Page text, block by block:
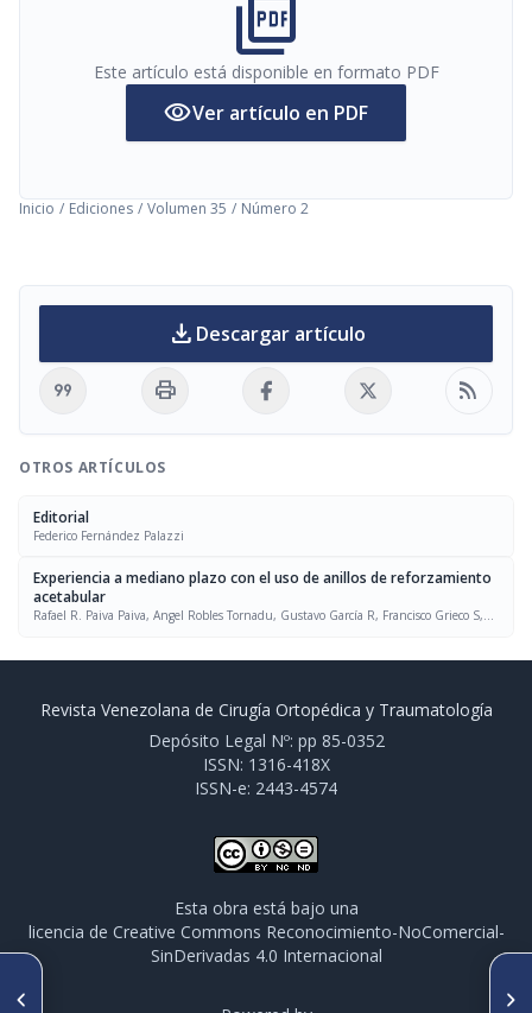
picture_as_pdf
Este artículo está disponible en formato PDF
visibilityVer artículo en PDF
Inicio / Ediciones / Volumen 35 / Número 2
download Descargar artículo
format_quote print rss_feed
OTROS ARTÍCULOS
Editorial
Federico Fernández Palazzi
Experiencia a mediano plazo con el uso de anillos de reforzamiento
acetabular
Rafael R. Paiva Paiva, Angel Robles Tornadu, Gustavo García R, Francisco Grieco S,
Revista Venezolana de Cirugía Ortopédica y Traumatología
Depósito Legal Nº: pp 85-0352
ISSN: 1316-418X
ISSN-e: 2443-4574
Esta obra está bajo una
licencia de Creative Commons Reconocimiento-NoComercial-
SinDerivadas 4.0 Internacional